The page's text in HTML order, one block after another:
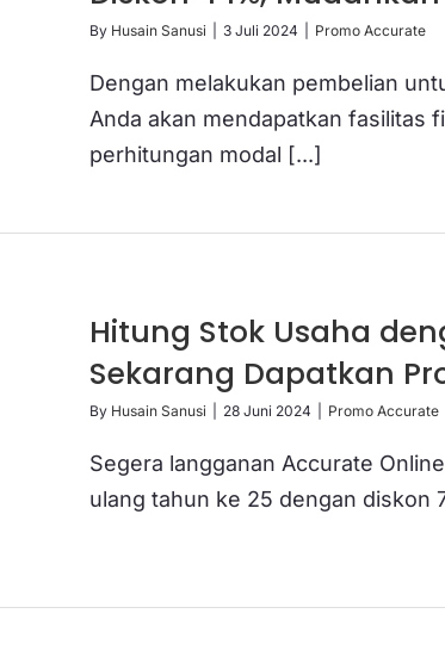
By Husain Sanusi 3 Juli 2024 Promo Accurate
Dengan melakukan pembelian
Anda akan mendapatkan fasilitas
perhitungan modal [...]
Hitung Stok Usaha
Sekarang Dapatkan
By Husain Sanusi 28 Juni 2024 Promo Accurate
Segera langganan Accurate
ulang tahun ke 25 dengan diskon